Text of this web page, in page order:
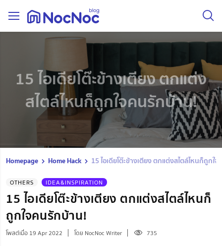
15 ไอเดียโต๊ะข้างเตียง ตกแต่ง
สไตล์ไหนก็ถูกใจคนรักบ้าน!
Homepage Home Hack 15 ไอเดียโต๊ะข้างเตียง ตกแต่งสไตล์ไหนก็ถูกใ
OTHERS IDEA&INSPIRATION
15 ไอเดียโต๊ะข้างเตียง ตกแต่งสไตล์ไหนก็
ถูกใจคนรักบ้าน!
โพสต์เมื่อ 19 Apr 2022 โดย NocNoc Writer 735